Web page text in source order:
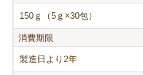
150ｇ（5ｇ×30包）
消費期限
製造日より2年